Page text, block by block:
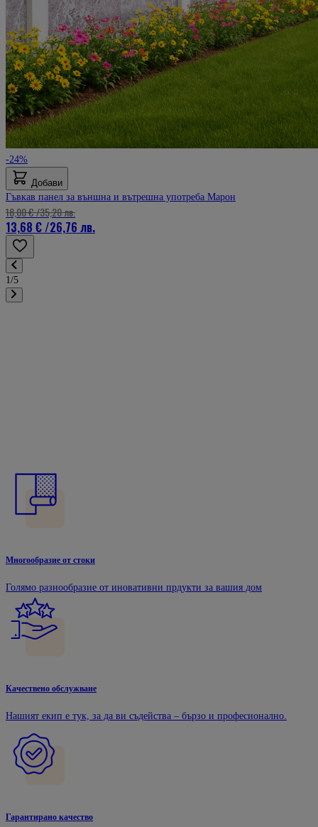
-24%
Добави
Гъвкав панел за външна и вътрешна употреба Марон
13,68 € /26,76 лв.
18,00 €/35,20 лв.
1/5
Многообразие от стоки
Голямо разнообразие от иновативни прдукти за вашия дом
Качествено обслужване
Нашият екип е тук, за да ви съдейства – бързо и професионално.
Гарантирано качество